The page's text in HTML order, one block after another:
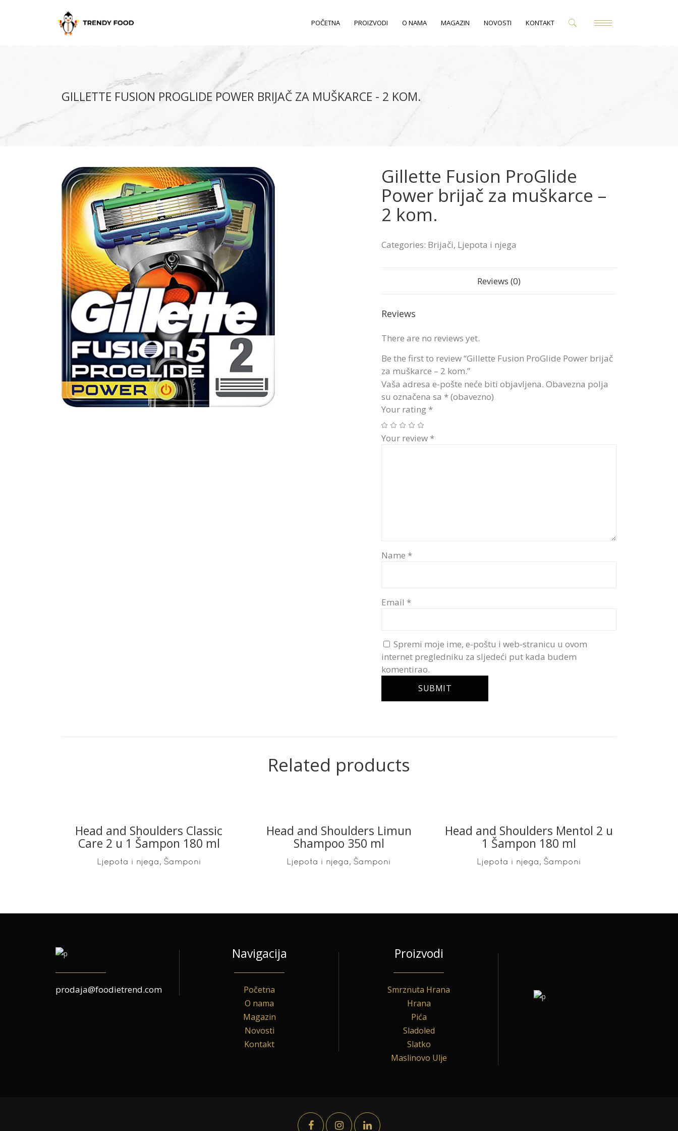
POČETNA PROIZVODI O NAMA MAGAZIN NOVOSTI KONTAKT
GILLETTE FUSION PROGLIDE POWER BRIJAČ ZA MUŠKARCE - 2 KOM.
Gillette Fusion ProGlide
Power brijač za muškarce –
2 kom.
Categories: Brijači, Ljepota i njega
Reviews (0)
Reviews
There are no reviews yet.
Be the first to review “Gillette Fusion ProGlide Power brijač
za muškarce – 2 kom.”
Vaša adresa e-pošte neće biti objavljena. Obavezna polja
su označena sa * (obavezno)
Your rating *
Your review *
Name *
Email *
Spremi moje ime, e-poštu i web-stranicu u ovom
internet pregledniku za sljedeći put kada budem
komentirao.
Related products
READ MORE
Head and Shoulders Classic
Care 2 u 1 Šampon 180 ml
Ljepota i njega, Šamponi
READ MORE
Head and Shoulders Limun
Shampoo 350 ml
Ljepota i njega, Šamponi
READ MORE
Head and Shoulders Mentol 2 u
1 Šampon 180 ml
Ljepota i njega, Šamponi
prodaja@foodietrend.com
Navigacija
Početna
O nama
Magazin
Novosti
Kontakt
Proizvodi
Smrznuta Hrana
Hrana
Pića
Sladoled
Slatko
Maslinovo Ulje